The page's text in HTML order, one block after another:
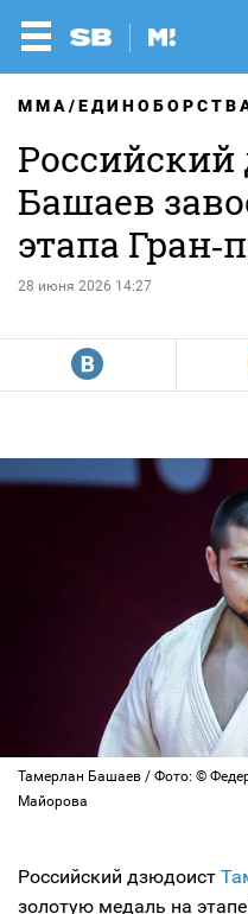
MMA/
Башаев
этапа
28 июня 2026 14:27
R
Тамерлан Башаев / Фото: ©
Майорова
Российский дзюдоист
золотую медаль на